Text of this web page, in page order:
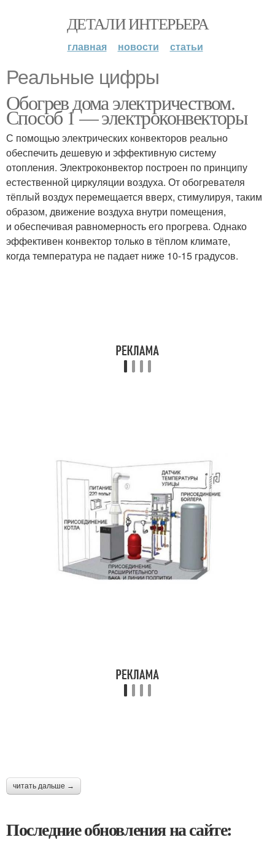
ДЕТАЛИ ИНТЕРЬЕРА
главная новости статьи
Реальные цифры
Обогрев дома электричеством.
Способ 1 — электроконвекторы
С помощью электрических конвекторов реально
обеспечить дешевую и эффективную систему
отопления. Электроконвектор построен по принципу
естественной циркуляции воздуха. От обогревателя
тёплый воздух перемещается вверх, стимулируя, таким
образом, движение воздуха внутри помещения,
и обеспечивая равномерность его прогрева. Однако
эффективен конвектор только в тёплом климате,
когда температура не падает ниже 10-15 градусов.
читать дальше →
Последние обновления на сайте: